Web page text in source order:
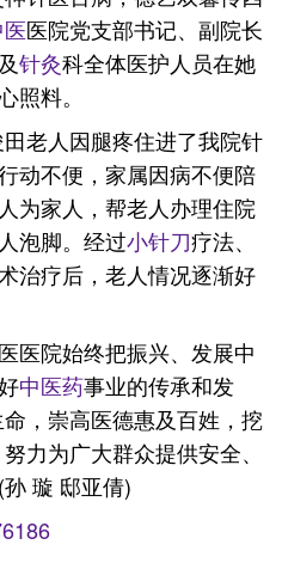
医院党支部书记、副院长
针灸科全体医护人员在她
照料。
老人因腿疼住进了我院针
动不便，家属因病不便陪
为家人，帮老人办理住院
泡脚。经过小针刀疗法、
治疗后，老人情况逐渐好
医院始终把振兴、发展中
中医药事业的传承和发
，崇高医德惠及百姓，挖
力为广大群众提供安全、
璇 邸亚倩)